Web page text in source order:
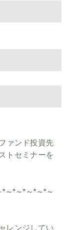
ァンド投資先
トセミナーを
*～*～*～*～*～
レンジしてい